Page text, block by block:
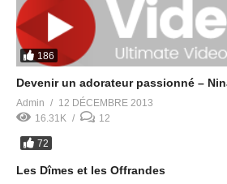
186
Devenir un adorateur passionné –
Admin
12 DÉCEMBRE 2013
16.31K
12
72
Les Dîmes et les Offrandes